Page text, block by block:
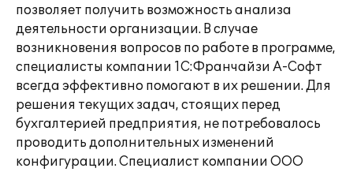
позволяет получить возможность анализа
деятельности организации. В случае
возникновения вопросов по работе в программе,
специалисты компании 1С:Франчайзи А-Софт
всегда эффективно помогают в их решении. Для
решения текущих задач, стоящих перед
бухгалтерией предприятия, не потребовалось
проводить дополнительных изменений
конфигурации. Специалист компании ООО